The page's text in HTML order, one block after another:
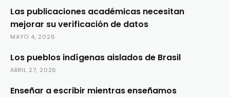
Las publicaciones académicas necesitan
mejorar su verificación de datos
MAYO 4, 2026
Los pueblos indígenas aislados de Brasil
ABRIL 27, 2026
Enseñar a escribir mientras enseñamos